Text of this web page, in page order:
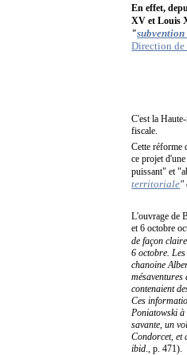
En effet,
XV et Louis
"
Direction de
C'est la
fiscale.
Cette réforme
ce projet
puissant" et
territoriale"
L'ouvrage de
et 6 octobre
de façon
6 octobre.
chanoine
contenaient
Ces
Poniatowski
savante, un
Condorcet, et
ibid ., p. 471).